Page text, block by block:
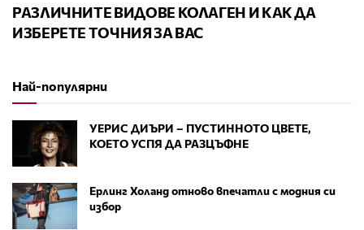
РАЗЛИЧНИТЕ ВИДОВЕ КОЛАГЕН И КАК ДА
ИЗБЕРЕТЕ ТОЧНИЯ ЗА ВАС
Най-популярни
УЕРИС ДИЪРИ – ПУСТИННОТО ЦВЕТЕ,
КОЕТО УСПЯ ДА РАЗЦЪФНЕ
Ерлинг Холанд отново впечатли с модния си
избор